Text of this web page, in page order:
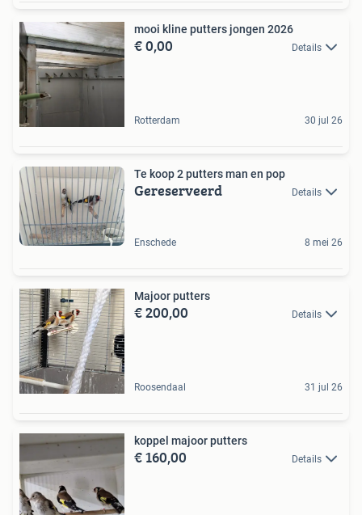
mooi kline putters jongen 2026
€ 0,00 Details
Rotterdam 30 jul 26
Te koop 2 putters man en pop
Gereserveerd Details
Enschede 8 mei 26
Majoor putters
€ 200,00 Details
Roosendaal 31 jul 26
koppel majoor putters
€ 160,00 Details